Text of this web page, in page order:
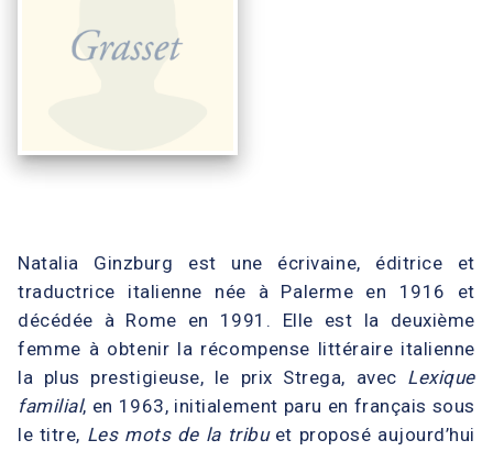
Natalia Ginzburg est une écrivaine, éditrice et
traductrice italienne née à Palerme en 1916 et
décédée à Rome en 1991. Elle est la deuxième
femme à obtenir la récompense littéraire italienne
la plus prestigieuse, le prix Strega, avec Lexique
familial, en 1963, initialement paru en français sous
le titre, Les mots de la tribu et proposé aujourd’hui